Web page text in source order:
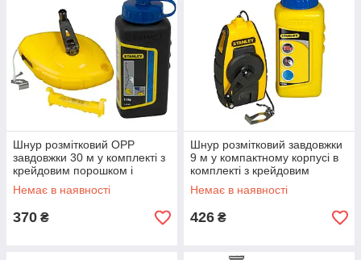
Шнур розмітковий OPP
завдовжки 30 м у комплекті з
крейдовим порошком і
підвісним рівнем STANLEY 0-
47-443
Немає в наявності
370 ₴
Шнур розмітковий завдовжки
9 м у компактному корпусі в
комплекті з крейдовим
порошком STANLEY STHT0-
47244
Немає в наявності
426 ₴